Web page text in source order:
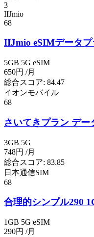
3
IIJmio
68
IIJmio eSIMデータプ
5GB 5G eSIM
650円 /月
総合スコア: 84.47
イオンモバイル
68
さいてきプラン デー
3GB 5G
748円 /月
総合スコア: 83.85
日本通信SIM
68
合理的シンプル290
1GB 5G eSIM
290円 /月